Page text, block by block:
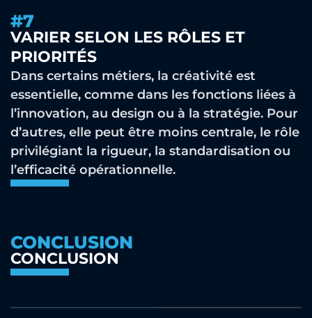
#7
VARIER SELON LES RÔLES ET
PRIORITÉS
Dans certains métiers, la créativité est
essentielle, comme dans les fonctions liées à
l’innovation, au design ou à la stratégie. Pour
d’autres, elle peut être moins centrale, le rôle
privilégiant la rigueur, la standardisation ou
l’efficacité opérationnelle.
CONCLUSION
CONCLUSION